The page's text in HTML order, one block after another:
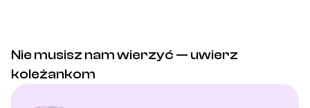
Nie musisz nam wierzyć — uwierz
koleżankom